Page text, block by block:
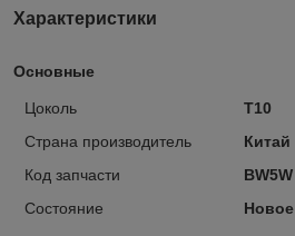
Характеристики
Основные
Цоколь
T10
Страна производитель
Китай
Код запчасти
BW5W
Состояние
Новое